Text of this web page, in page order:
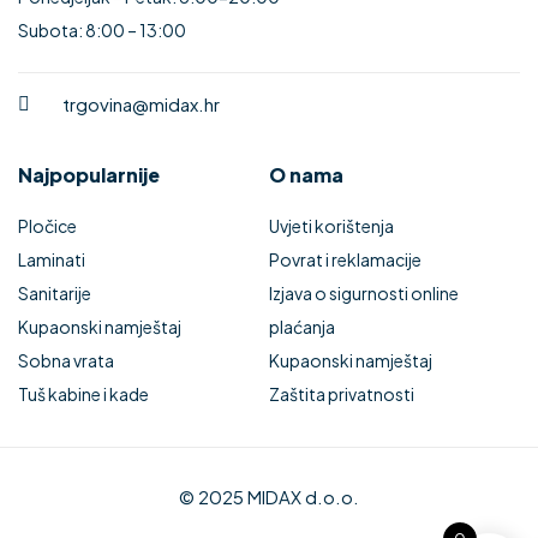
Subota: 8:00 – 13:00
trgovina@midax.hr
Najpopularnije
Pločice
Laminati
Sanitarije
Kupaonski namještaj
Sobna vrata
Tuš kabine i kade
O nama
Uvjeti korištenja
Povrat i reklamacije
Izjava o sigurnosti online
plaćanja
Kupaonski namještaj
Zaštita privatnosti
© 2025 MIDAX d.o.o.